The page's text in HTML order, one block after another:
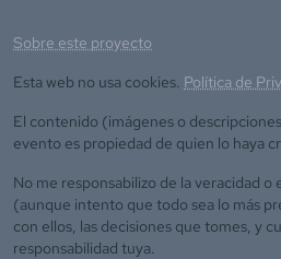
Sobre este proyecto
Esta web no usa cookies. Política de
El contenido (imágenes o
evento es propiedad de quien lo haya
No me responsabilizo de la veracidad o
(aunque intento que todo sea lo más
con ellos, las decisiones que tomes, y
responsabilidad tuya.